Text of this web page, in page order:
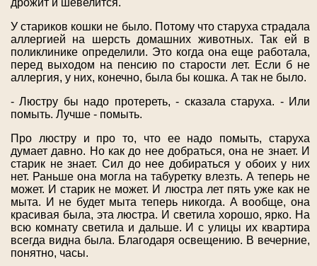
дрожит и шевелится.
У стариков кошки не было. Потому что старуха страдала
аллергией на шерсть домашних животных. Так ей в
поликлинике определили. Это когда она еще работала,
перед выходом на пенсию по старости лет. Если б не
аллергия, у них, конечно, была бы кошка. А так не было.
- Люстру бы надо протереть, - сказала старуха. - Или
помыть. Лучше - помыть.
Про люстру и про то, что ее надо помыть, старуха
думает давно. Но как до нее добраться, она не знает. И
старик не знает. Сил до нее добираться у обоих у них
нет. Раньше она могла на табуретку влезть. А теперь не
может. И старик не может. И люстра лет пять уже как не
мыта. И не будет мыта теперь никогда. А вообще, она
красивая была, эта люстра. И светила хорошо, ярко. На
всю комнату светила и дальше. И с улицы их квартира
всегда видна была. Благодаря освещению. В вечерние,
понятно, часы.